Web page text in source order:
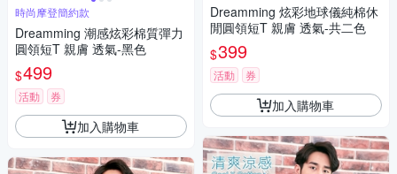
時尚摩登簡約款
Dreamming 潮感炫彩棉質彈力
圓領短T 親膚 透氣-黑色
$499
活動 券
加入購物車
Dreamming 炫彩地球儀純棉休
閒圓領短T 親膚 透氣-共二色
$399
活動 券
加入購物車